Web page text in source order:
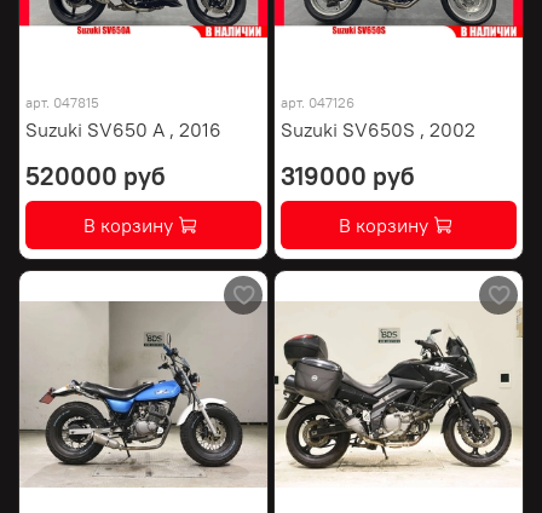
арт. 047815
Suzuki SV650 A , 2016
520000 руб
В корзину
арт. 047126
Suzuki SV650S , 2002
319000 руб
В корзину